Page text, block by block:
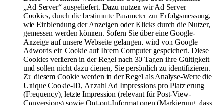
„Ad Server“ ausgeliefert. Dazu nutzen wir Ad Server
Cookies, durch die bestimmte Parameter zur Erfolgsmessung,
wie Einblendung der Anzeigen oder Klicks durch die Nutzer,
gemessen werden können. Sofern Sie über eine Google-
Anzeige auf unsere Webseite gelangen, wird von Google
Adwords ein Cookie auf Ihrem Computer gespeichert. Diese
Cookies verlieren in der Regel nach 30 Tagen ihre Gültigkeit
und sollen nicht dazu dienen, Sie persönlich zu identifizieren.
Zu diesem Cookie werden in der Regel als Analyse-Werte die
Unique Cookie-ID, Anzahl Ad Impressions pro Platzierung
(Frequency), letzte Impression (relevant für Post-View-
Conversions) sowie Opt-out-Informationen (Markierung, dass